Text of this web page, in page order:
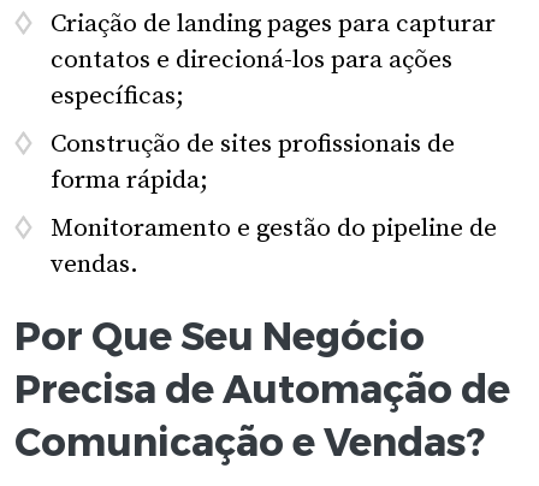
Criação de landing pages para capturar
contatos e direcioná-los para ações
específicas;
Construção de sites profissionais de
forma rápida;
Monitoramento e gestão do pipeline de
vendas.
Por Que Seu Negócio
Precisa de Automação de
Comunicação e Vendas?